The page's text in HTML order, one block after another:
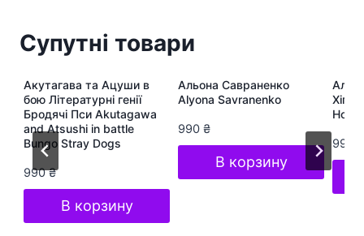
Супутні товари
Акутагава та Ацуши в
бою Літературні генії
Бродячі Пси Akutagawa
and Atsushi in battle
Bungo Stray Dogs
990₴
В корзину
Альона Савраненко
Alyona Savranenko
990 ₴
В корзину
Хіп-
Hop
990